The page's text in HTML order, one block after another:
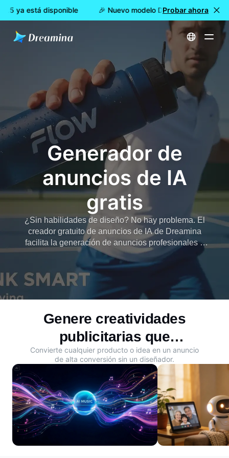
ya está disponible 🎉 Nuevo modelo DISPONIBLE:
Probar ahora
Inicio Herramientas Generador de anuncios de IA gratis
Generador de
anuncios de IA
gratis
¿Sin habilidades de diseño? No hay problema. El
creador gratuito de anuncios de IA de Dreamina
facilita la generación de anuncios profesionales y
consistentes en segundos, lo que ayuda a
cualquiera a crear campañas de alta conversión
con . Convierte ideas en conversiones con
Dreamina.
Genere creatividades
publicitarias que
detengan el
desplazamiento a partir de
cualquier idea de
producto
Convierte cualquier producto o idea en un anuncio
de alta conversión sin un diseñador.